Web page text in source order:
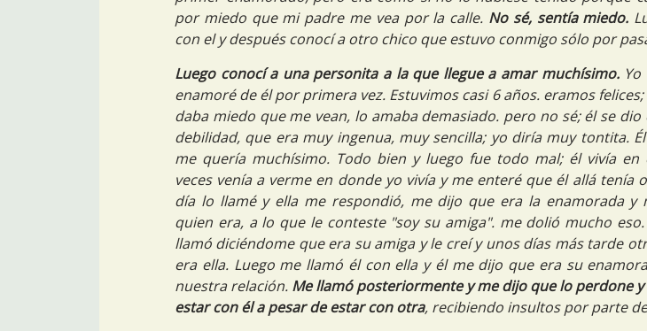
por miedo que mi padre me vea por la calle. No sé, sentía miedo.
con el y después conocí a otro chico que estuvo conmigo sólo por
Luego conocí a una personita a la que llegue a amar muchísimo.
enamoré de él por primera vez. Estuvimos casi 6 años. eramos
daba miedo que me vean, lo amaba demasiado. pero no sé; él se
debilidad, que era muy ingenua, muy sencilla; yo diría muy tontita.
me quería muchísimo. Todo bien y luego fue todo mal; él vivía
veces venía a verme en donde yo vivía y me enteré que él allá tenía
día lo llamé y ella me respondió, me dijo que era la enamorada y
quien era, a lo que le conteste "soy su amiga". me dolió mucho
llamó diciéndome que era su amiga y le creí y unos días más tarde
era ella. Luego me llamó él con ella y él me dijo que era su
nuestra relación. Me llamó posteriormente y me dijo que lo perdone y
estar con él a pesar de estar con otra, recibiendo insultos por parte